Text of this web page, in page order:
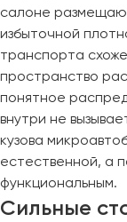
салоне
избыточной
транспорта
пространство
понятное
внутри не
кузова
естественной, а
функциональным.
Сильные
Пенза
Пермь
Петрозаводск
Псков
Ростов-на-Дону